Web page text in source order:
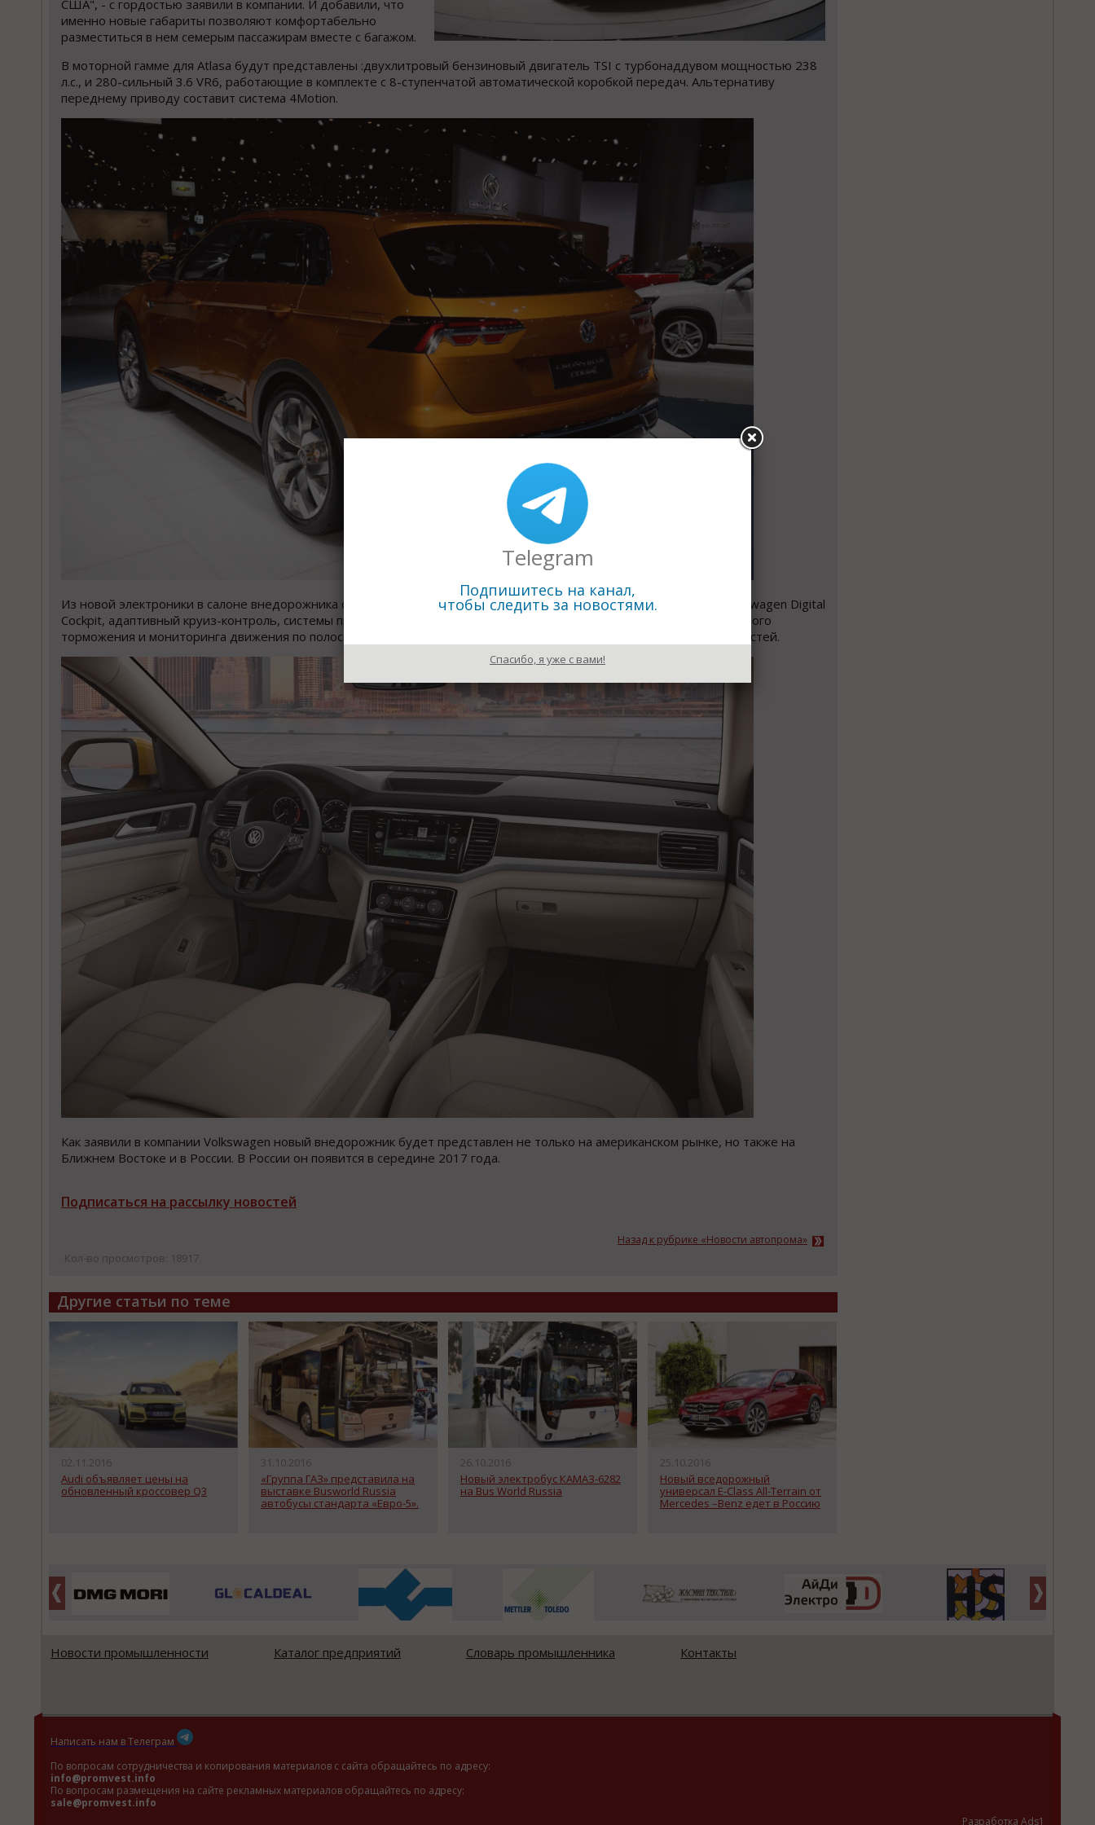
США", - с гордостью заявили в компании. И добавили, что
именно новые габариты позволяют комфортабельно
разместиться в нем семерым пассажирам вместе с багажом.
В моторной гамме для Atlasa будут представлены :двухлитровый бензиновый двигатель TSI с турбонаддувом мощностью 238
л.с., и 280-сильный 3.6 VR6, работающие в комплекте с 8-ступенчатой автоматической коробкой передач. Альтернативу
переднему приводу составит система 4Motion.
Из новой электроники в салоне внедорожника стоит отметить настраиваемую электронную панель приборов Volkswagen Digital
Cockpit, адаптивный круиз-контроль, системы предупреждения фронтального столкновения, автономного экстренного
торможения и мониторинга движения по полосам, парковочный ассистент и целый ряд мультимедийных возможностей.
Как заявили в компании Volkswagen новый внедорожник будет представлен не только на американском рынке, но также на
Ближнем Востоке и в России. В России он появится в середине 2017 года.
Подписаться на рассылку новостей
Назад к рубрике «Новости автопрома»
Кол-во просмотров: 18917
Другие статьи по теме
02.11.2016
Audi объявляет цены на
обновленный кроссовер Q3
31.10.2016
«Группа ГАЗ» представила на
выставке Busworld Russia
автобусы стандарта «Евро-5».
26.10.2016
Новый электробус КАМАЗ-6282
на Bus World Russia
25.10.2016
Новый вседорожный
универсал E-Class All-Terrain от
Mercedes –Benz едет в Россию
Новости промышленности Каталог предприятий Словарь промышленника Контакты
Написать нам в Телеграм
По вопросам сотрудничества и копирования материалов с сайта обращайтесь по адресу:
info@promvest.info
По вопросам размещения на сайте рекламных материалов обращайтесь по адресу:
sale@promvest.info
Разработка Ads1
Telegram
Подпишитесь на канал,
чтобы следить за новостями.
Спасибо, я уже с вами!